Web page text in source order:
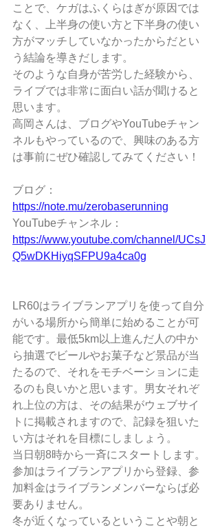
ことで、ケガはふくらはぎが原因では
なく、上半身の使い方と下半身の使い
方がマッチしていなかったからだとい
う結論を導きだします。
そのような自身が苦労した経験から、
ライブでは非常に面白い話が聞けると
思います。
高岡さんは、ブログやYouTubeチャン
ネルもやっているので、興味のある方
は事前にぜひ確認してみてください！
ブログ：
https://note.mu/zerobaserunning
YouTubeチャンネル：
https://www.youtube.com/channel/UCsJ
Q5wDKHiyqSFPU9a4ca0g
LR60はライブランアプリを使って自分
がいる場所から簡単に始めることが可
能です。最低5km以上進んだ人の中か
ら抽選でビールやお菓子など景品が当
たるので、それをモチベーションに走
るのも良いかと思います。男女それぞ
れ上位の方は、その結果がウェブサイ
トに掲載されますので、記録を狙いた
い方はそれを目標にしましょう。
当日朝8時から一斉にスタートします。
参加はライブランアプリから登録、参
加料金はライブランメンバーならば必
要ありません。
冬が近くなっているということや朝と